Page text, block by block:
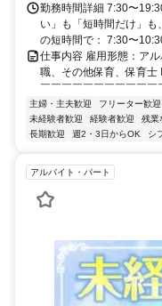
勤務時間詳細 7:30〜
い」も「短時間だけ」
の短時間で： 7:30〜
仕事内容 雇用形態：ア
職、その他保育、保育
￣￣￣￣￣￣￣￣￣￣￣
主婦・主夫歓迎 フリーター歓迎
未経験者歓迎
経験者歓迎 残業
長期歓迎
週2・3日からOK シ
アルバイト・パート